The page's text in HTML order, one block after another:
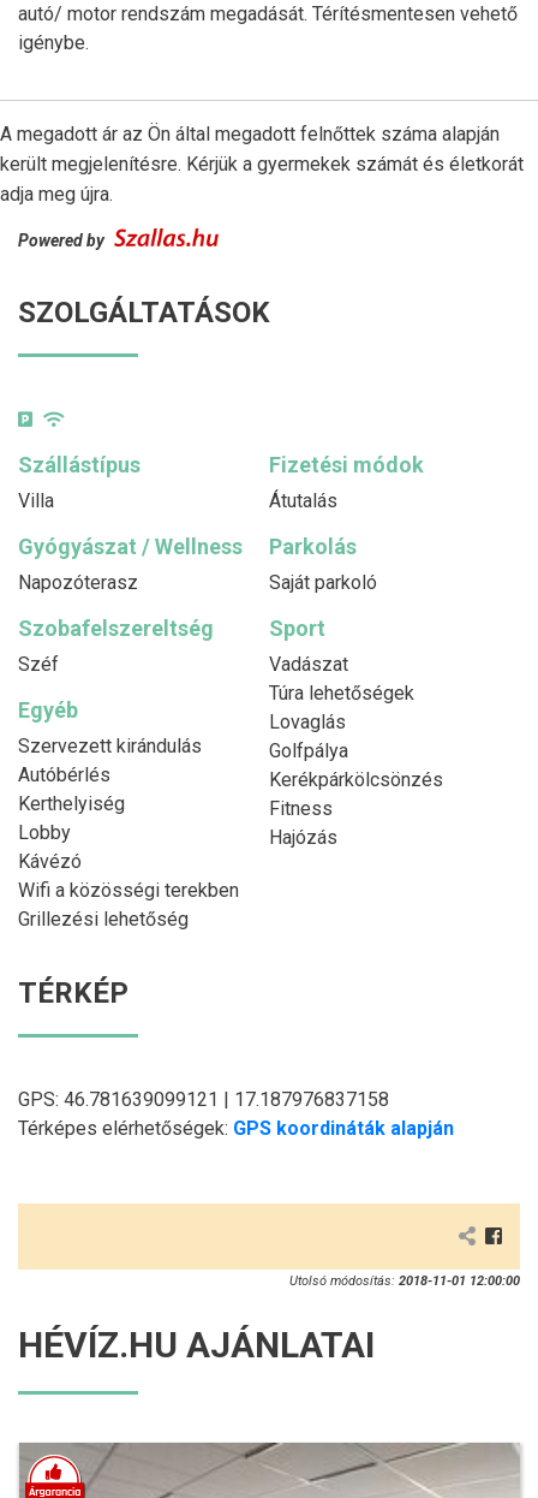
autó/ motor rendszám megadását. Térítésmentesen vehető
igénybe.
A megadott ár az Ön által megadott felnőttek száma alapján
került megjelenítésre. Kérjük a gyermekek számát és életkorát
adja meg újra.
Powered by
SZOLGÁLTATÁSOK
Szállástípus
Villa
Fizetési módok
Átutalás
Gyógyászat / Wellness
Napozóterasz
Parkolás
Saját parkoló
Szobafelszereltség
Széf
Sport
Vadászat
Túra lehetőségek
Lovaglás
Golfpálya
Kerékpárkölcsönzés
Fitness
Hajózás
Egyéb
Szervezett kirándulás
Autóbérlés
Kerthelyiség
Lobby
Kávézó
Wifi a közösségi terekben
Grillezési lehetőség
TÉRKÉP
GPS: 46.781639099121 | 17.187976837158
Térképes elérhetőségek: GPS koordináták alapján
Utolsó módosítás: 2018-11-01 12:00:00
HÉVÍZ.HU AJÁNLATAI